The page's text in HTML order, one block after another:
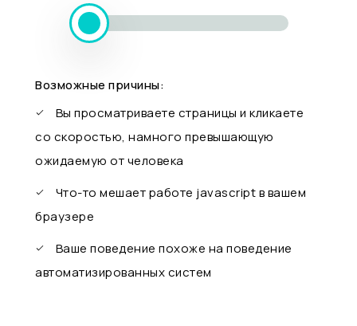
Возможные причины:
Вы просматриваете страницы и кликаете
со скоростью, намного превышающую
ожидаемую от человека
Что-то мешает работе javascript в вашем
браузере
Ваше поведение похоже на поведение
автоматизированных систем